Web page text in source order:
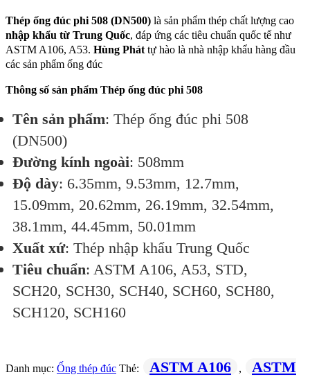
Thép ống đúc phi 508 (DN500) là sản phẩm thép chất lượng cao
nhập khẩu từ Trung Quốc, đáp ứng các tiêu chuẩn quốc tế như
ASTM A106, A53. Hùng Phát tự hào là nhà nhập khẩu hàng đầu
các sản phẩm ống đúc
Thông số sản phẩm Thép ống đúc phi 508
Tên sản phẩm: Thép ống đúc phi 508
(DN500)
Đường kính ngoài: 508mm
Độ dày: 6.35mm, 9.53mm, 12.7mm,
15.09mm, 20.62mm, 26.19mm, 32.54mm,
38.1mm, 44.45mm, 50.01mm
Xuất xứ: Thép nhập khẩu Trung Quốc
Tiêu chuẩn: ASTM A106, A53, STD,
SCH20, SCH30, SCH40, SCH60, SCH80,
SCH120, SCH160
Danh mục: Ống thép đúc Thẻ: ASTM A106 ,
ASTM